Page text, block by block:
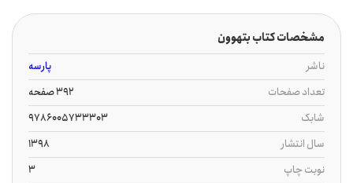
مشخصات کتاب بتهوون
ناشر
پارسه
تعداد صفحات
392 صفحه
شابک
9786005733303
سال انتشار
1398
نوبت چاپ
3